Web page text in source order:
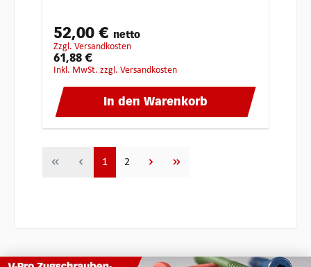
52,00 € netto
zzgl. Versandkosten
61,88 €
inkl. MwSt. zzgl. Versandkosten
In den Warenkorb
Seite
1 Seite
2